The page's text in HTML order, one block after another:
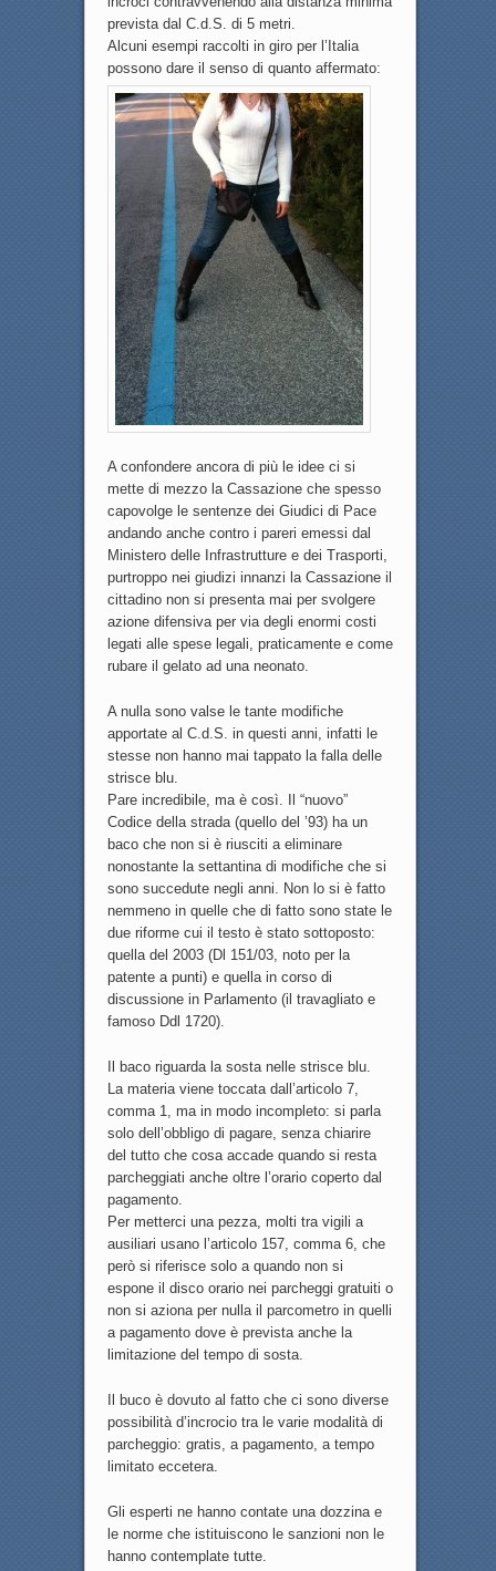
prevista dal C.d.S. di 5 metri.
Alcuni esempi raccolti in giro per l’Italia
possono dare il senso di quanto affermato:
A confondere ancora di più le idee ci si
mette di mezzo la Cassazione che spesso
capovolge le sentenze dei Giudici di Pace
andando anche contro i pareri emessi dal
Ministero delle Infrastrutture e dei Trasporti,
purtroppo nei giudizi innanzi la Cassazione il
cittadino non si presenta mai per svolgere
azione difensiva per via degli enormi costi
legati alle spese legali, praticamente e come
rubare il gelato ad una neonato.
A nulla sono valse le tante modifiche
apportate al C.d.S. in questi anni, infatti le
stesse non hanno mai tappato la falla delle
strisce blu.
Pare incredibile, ma è così. Il “nuovo”
Codice della strada (quello del ’93) ha un
baco che non si è riusciti a eliminare
nonostante la settantina di modifiche che si
sono succedute negli anni. Non lo si è fatto
nemmeno in quelle che di fatto sono state le
due riforme cui il testo è stato sottoposto:
quella del 2003 (Dl 151/03, noto per la
patente a punti) e quella in corso di
discussione in Parlamento (il travagliato e
famoso Ddl 1720).
Il baco riguarda la sosta nelle strisce blu.
La materia viene toccata dall’articolo 7,
comma 1, ma in modo incompleto: si parla
solo dell’obbligo di pagare, senza chiarire
del tutto che cosa accade quando si resta
parcheggiati anche oltre l’orario coperto dal
pagamento.
Per metterci una pezza, molti tra vigili a
ausiliari usano l’articolo 157, comma 6, che
però si riferisce solo a quando non si
espone il disco orario nei parcheggi gratuiti o
non si aziona per nulla il parcometro in quelli
a pagamento dove è prevista anche la
limitazione del tempo di sosta.
Il buco è dovuto al fatto che ci sono diverse
possibilità d’incrocio tra le varie modalità di
parcheggio: gratis, a pagamento, a tempo
limitato eccetera.
Gli esperti ne hanno contate una dozzina e
le norme che istituiscono le sanzioni non le
hanno contemplate tutte.